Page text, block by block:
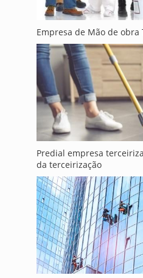
Empresa de Mão de obra
Predial empresa
da terceirização